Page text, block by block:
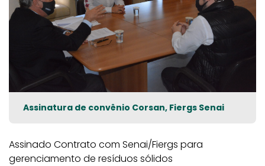
Assinatura de convênio Corsan, Fiergs Senai
Assinado Contrato com Senai/Fiergs para
gerenciamento de resíduos sólidos